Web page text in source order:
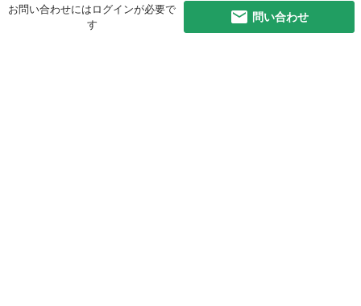
お問い合わせにはログインが必要で
す
問い合わせ